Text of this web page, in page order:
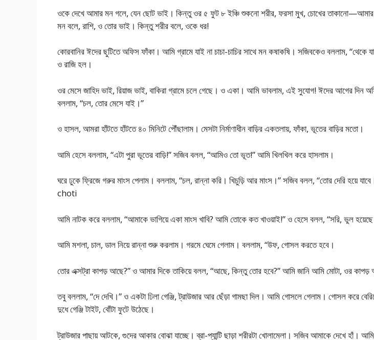
ওকে দেখে আমার মন গলে, যেন ছোট ভাই। কিন্তু ওর ৫ ফুট ৮ ইঞ্চি শুকনো শরীর, ফরসা মুখ, চোখের
মন বলে, রাশি, ও তোর ভাই। কিন্তু শরীর বলে, ওকে ধর!
কোরবানির ঈদের ছুটিতে অফিস ফাঁকা। আমি গ্রামে যাই না চাচা-চাচির সাথে মন কষাকষি। সজিবকেও বললাম, “থেকে
ও রাজি হল।
ওর মেসে জাহিদ ভাই, রিয়াজ ভাই, বাকিরা গ্রামে চলে গেছে। ও একা। আমি ভাবলাম, এই সুযোগ! ঈদের আগের দিন
বললাম, “চল, তোর মেসে যাই।”
ও হাসল, আমরা হাঁটতে হাঁটতে ৪০ মিনিটে পৌঁছালাম। মেসটা নির্মাণাধীন বাড়ির একতলায়, ফাঁকা, ভূতের বাড়ির মতো।
আমি হেসে বললাম, “এটা পুরা ভূতের বাড়ি!” সজিব বলল, “আমিও তো ভূত!” আমি খিলখিল করে হাসলাম।
ঘরে ঢুকে ফ্রিজে গরুর মাংস পেলাম। বললাম, “চল, রান্না করি। খিচুড়ি আর মাংস।” সজিব বলল, “তোর দেরি হয়ে
choti
আমি নাটক করে বললাম, “আমাকে ভাগিয়ে একা মাংস খাবি? আমি তোকে কত খাওয়াই!” ও হেসে বলল, “সরি, ভুল
আমি মশলা, চাল, ডাল নিয়ে রান্না শুরু করলাম। গরমে ঘেমে গেলাম। বললাম, “উফ, গোসল করতে হবে।
তোর এক্সট্রা কাপড় আছে?” ও আমার দিকে তাকিয়ে বলল, “আছে, কিন্তু তোর হবে?” আমি জানি আমি মোটা, ওর কাপড়
তবু বললাম, “দে দেখি।” ও একটা ঢিলা গেঞ্জি, ট্রাউজার আর ছেঁড়া গামছা দিল। আমি গোসলে গেলাম। গোসল করে
দুধে গেঞ্জি টাইট, বোঁটা ফুটে উঠেছে।
ট্রাউজার পাছায় আটকে, গুদের আকার বোঝা যাচ্ছে। ব্রা-প্যান্টি ছাড়া শরীরটা খোলামেলা। সজিব আমাকে দেখে হাঁ।